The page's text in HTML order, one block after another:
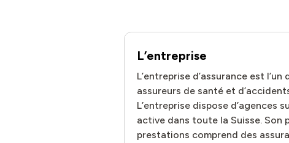
L’entreprise
L’entreprise d’assurance est l’un
assureurs de santé et
L’entreprise dispose d’agences
active dans toute la Suisse. Son
prestations comprend des